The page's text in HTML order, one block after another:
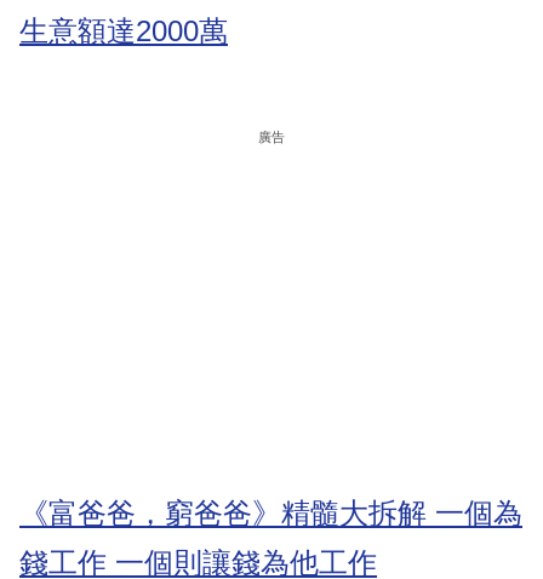
生意額達2000萬
廣告
《富爸爸，窮爸爸》精髓大拆解 一個為
錢工作 一個則讓錢為他工作